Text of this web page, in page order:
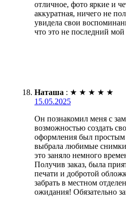
отличное, фото яркие и
аккуратная, ничего не
увидела свои
что это не последний мой
Наташа : ★ ★ ★ ★ ★
15.05.2025
Он познакомил меня с
возможностью создать
оформления был
выбрала любимые
это заняло немного
Получив заказ, была
печати и добротой
забрать в местном
ожидания! Обязательно